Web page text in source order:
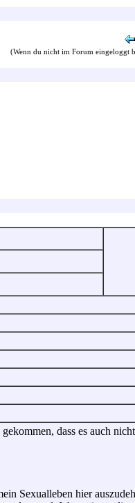
(Wenn du nicht im Forum eingeloggt
dass es auch
Sexualleben hier